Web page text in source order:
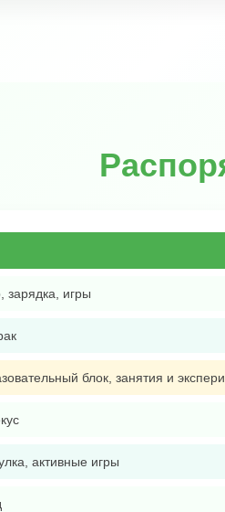
зарядка, игры
блок, занятия и
активные игры